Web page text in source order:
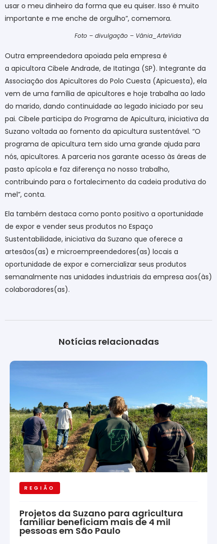
usar o meu dinheiro da forma que eu quiser. Isso é muito
importante e me enche de orgulho”, comemora.
Foto – divulgação – Vânia_ArteVida
Outra empreendedora apoiada pela empresa é
a apicultora Cibele Andrade, de Itatinga (SP). Integrante da
Associação dos Apicultores do Polo Cuesta (Apicuesta), ela
vem de uma família de apicultores e hoje trabalha ao lado
do marido, dando continuidade ao legado iniciado por seu
pai. Cibele participa do Programa de Apicultura, iniciativa da
Suzano voltada ao fomento da apicultura sustentável. “O
programa de apicultura tem sido uma grande ajuda para
nós, apicultores. A parceria nos garante acesso às áreas de
pasto apícola e faz diferença no nosso trabalho,
contribuindo para o fortalecimento da cadeia produtiva do
mel”, conta.
Ela também destaca como ponto positivo a oportunidade
de expor e vender seus produtos no Espaço
Sustentabilidade, iniciativa da Suzano que oferece a
artesãos(as) e microempreendedores(as) locais a
oportunidade de expor e comercializar seus produtos
semanalmente nas unidades industriais da empresa aos(às)
colaboradores(as).
Notícias relacionadas
REGIÃO
Projetos da Suzano para agricultura
familiar beneficiam mais de 4 mil
pessoas em São Paulo